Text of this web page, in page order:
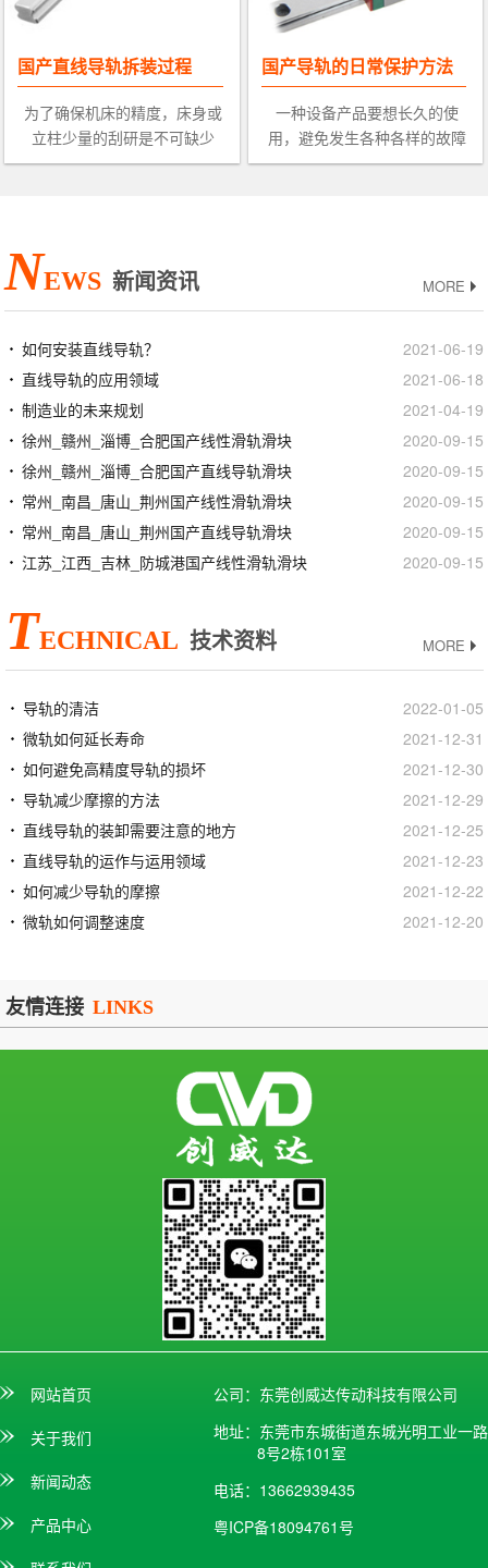
国产直线导轨拆装过程
为了确保机床的精度，床身或
立柱少量的刮研是不可缺少
的，通常情况下， 银泰直线导
国产导轨的日常保护方法
一种设备产品要想长久的使
用，避免发生各种各样的故障
就需要进行定期的检查检修
NEWS 新闻资讯 MORE
如何安装直线导轨？
2021-06-19
直线导轨的应用领域
2021-06-18
制造业的未来规划
2021-04-19
徐州_赣州_淄博_合肥国产线性滑轨滑块
2020-09-15
徐州_赣州_淄博_合肥国产直线导轨滑块
2020-09-15
常州_南昌_唐山_荆州国产线性滑轨滑块
2020-09-15
常州_南昌_唐山_荆州国产直线导轨滑块
2020-09-15
江苏_江西_吉林_防城港国产线性滑轨滑块
2020-09-15
TECHNICAL 技术资料 MORE
导轨的清洁
2022-01-05
微轨如何延长寿命
2021-12-31
如何避免高精度导轨的损坏
2021-12-30
导轨减少摩擦的方法
2021-12-29
直线导轨的装卸需要注意的地方
2021-12-25
直线导轨的运作与运用领域
2021-12-23
如何减少导轨的摩擦
2021-12-22
微轨如何调整速度
2021-12-20
友情连接 LINKS
网站首页
关于我们
新闻动态
产品中心
公司：东莞创威达传动科技有限公司
地址：东莞市东城街道东城光明工业一路
8号2栋101室
电话：13662939435
粤ICP备18094761号